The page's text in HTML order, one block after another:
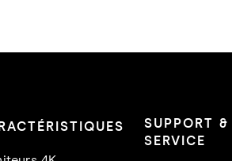
SUPPORT &
SERVICE